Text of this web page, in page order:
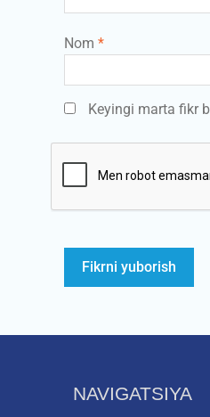
Nom *
Keyingi marta fikr
NAVIGATSIYA